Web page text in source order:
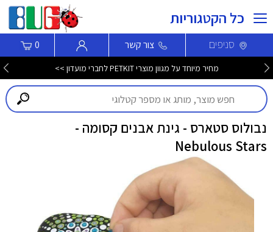
כל הקטגוריות
סניפים צור קשר 0
מחיר מיוחד על מגוון מוצרי PETKIT לחברי מועדון >>
נבולוס סטארס - גינת אבנים קסומה -
Nebulous Stars